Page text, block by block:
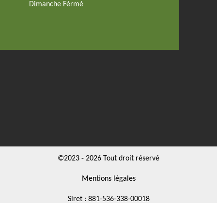
Dimanche Férmé
©2023 - 2026 Tout droit réservé
Mentions légales
Siret : 881-536-338-00018